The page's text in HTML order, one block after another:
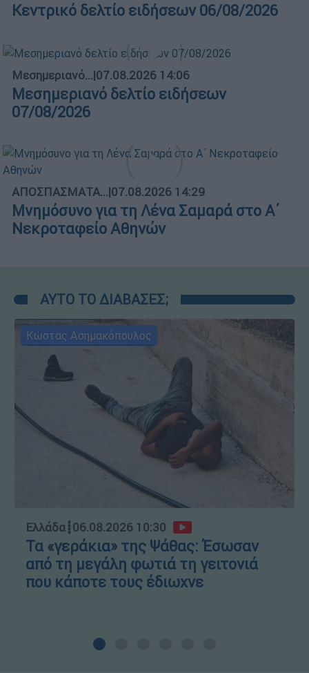
Κεντρικό δελτίο ειδήσεων 06/08/2026
Μεσημεριανό...|07.08.2026 14:06
Μεσημεριανό δελτίο ειδήσεων
07/08/2026
ΑΠΟΣΠΑΣΜΑΤΑ...|07.08.2026 14:29
Μνημόσυνο για τη Λένα Σαμαρά στο Α΄
Νεκροταφείο Αθηνών
ΑΥΤΟ ΤΟ ΔΙΑΒΑΣΕΣ;
Κώστας Ασημακόπουλος
Ελλάδα┋06.08.2026 10:30
Τα «γεράκια» της Ψάθας: Έσωσαν
από τη μεγάλη φωτιά τη γειτονιά
που κάποτε τους έδιωχνε